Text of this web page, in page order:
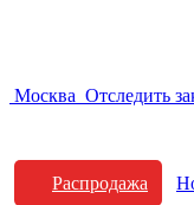
Москва Отследить
Распродажа